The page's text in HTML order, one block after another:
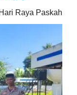
Raya Paskah